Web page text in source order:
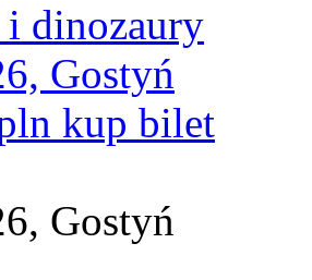
i dinozaury
Gostyń
kup bilet
Gostyń